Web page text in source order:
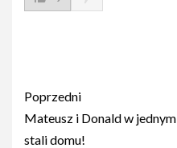
Post
navigation
Poprzedni
Mateusz i Donald w jednym
stali domu!